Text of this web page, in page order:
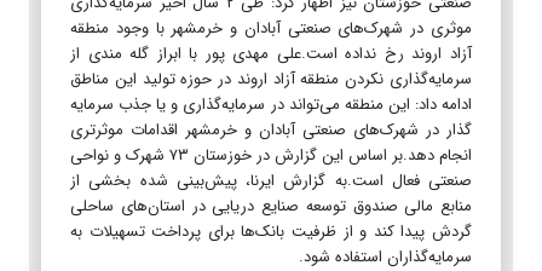
موثری در شهرک‌های صنعتی آبادان و خرمشهر با وجود منطقه
آزاد اروند رخ نداده است.علی مهدی پور با ابراز گله مندی از
سرمایه‌گذاری نکردن منطقه آزاد اروند در حوزه تولید این مناطق
ادامه داد: این منطقه می‌تواند در سرمایه‌گذاری و یا جذب سرمایه
گذار در شهرک‌های صنعتی آبادان و خرمشهر اقدامات موثرتری
انجام دهد.بر اساس این گزارش در خوزستان ۷۳ شهرک و نواحی
صنعتی فعال است.به گزارش ایرنا، پیش‌بینی شده بخشی از
منابع مالی صندوق توسعه صنایع دریایی در استان‌های ساحلی
گردش پیدا کند و از ظرفیت بانک‌ها برای پرداخت تسهیلات به
سرمایه‌گذاران استفاده شود.